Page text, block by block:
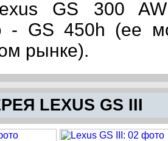
GS 300
- GS 450h (ее
рынке).
LEXUS GS III